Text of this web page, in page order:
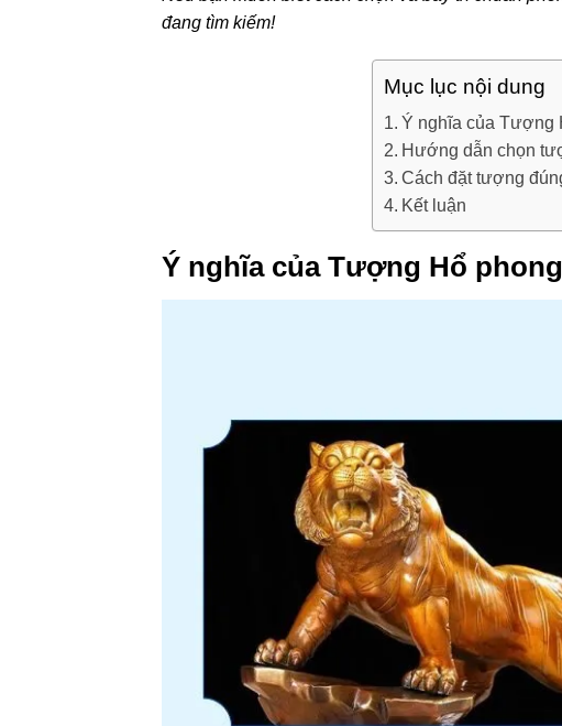
đang tìm kiếm!
Mục lục nội dung
Ý nghĩa của Tượng
Hướng dẫn chọn
Cách đặt tượng
Kết luận
Ý nghĩa của Tượng Hổ